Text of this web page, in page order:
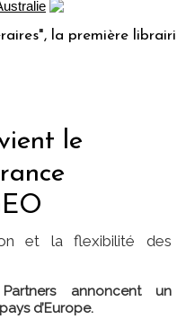
la première librairie du
le
et la flexibilité des
annoncent un
d’Europe.